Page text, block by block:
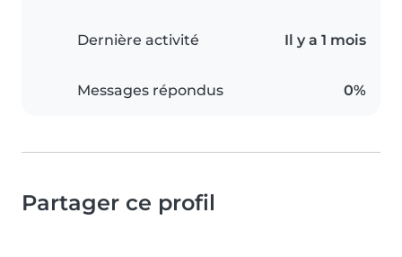
Dernière activité Il y a 1 mois
Messages répondus 0%
Partager ce profil